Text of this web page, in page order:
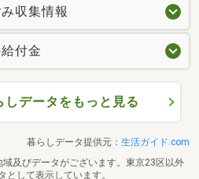
収集情報
付金
しデータをもっと見る
暮らしデータ提供元： 生活ガイド.com
及びデータがございます。東京23区以外
して表示しています。